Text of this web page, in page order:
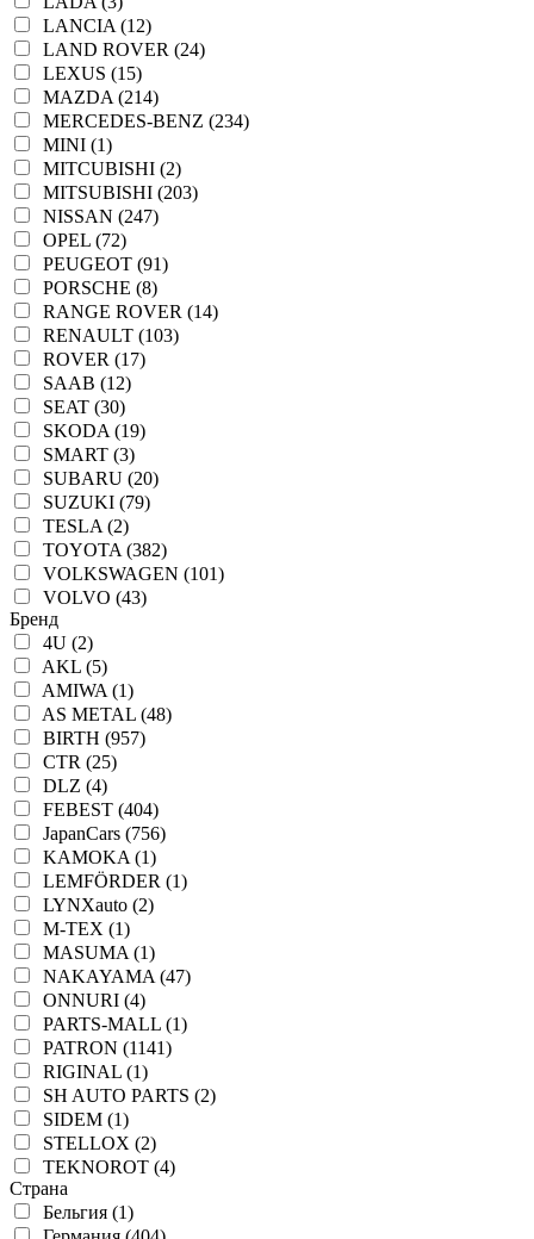
LANCIA (12)
LAND ROVER (24)
LEXUS (15)
MAZDA (214)
MERCEDES-BENZ (234)
MINI (1)
MITCUBISHI (2)
MITSUBISHI (203)
NISSAN (247)
OPEL (72)
PEUGEOT (91)
PORSCHE (8)
RANGE ROVER (14)
RENAULT (103)
ROVER (17)
SAAB (12)
SEAT (30)
SKODA (19)
SMART (3)
SUBARU (20)
SUZUKI (79)
TESLA (2)
TOYOTA (382)
VOLKSWAGEN (101)
VOLVO (43)
Бренд
4U (2)
AKL (5)
AMIWA (1)
AS METAL (48)
BIRTH (957)
CTR (25)
DLZ (4)
FEBEST (404)
JapanCars (756)
KAMOKA (1)
LEMFÖRDER (1)
LYNXauto (2)
M-TEX (1)
MASUMA (1)
NAKAYAMA (47)
ONNURI (4)
PARTS-MALL (1)
PATRON (1141)
RIGINAL (1)
SH AUTO PARTS (2)
SIDEM (1)
STELLOX (2)
TEKNOROT (4)
Страна
Бельгия (1)